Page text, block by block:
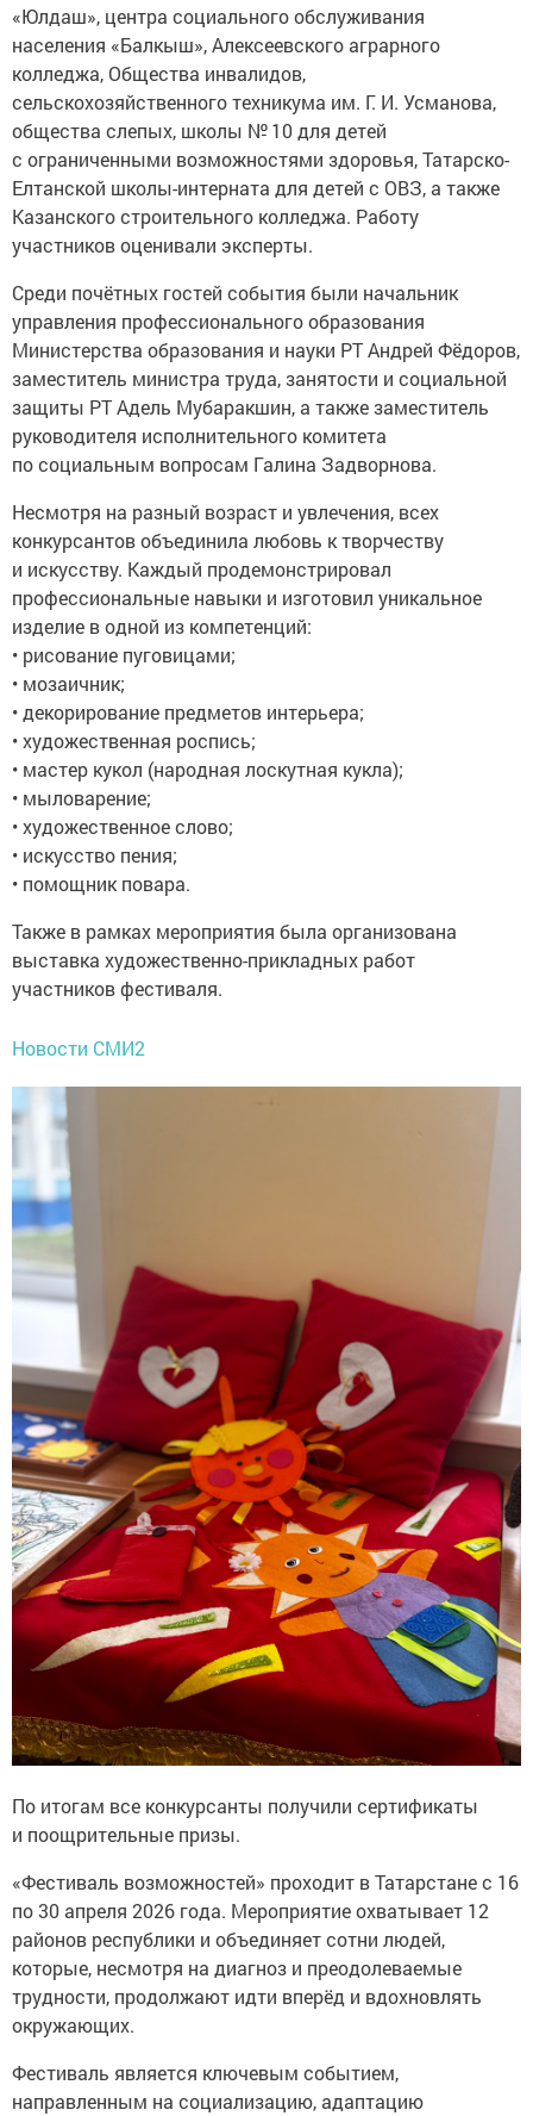
«Юлдаш», центра социального обслуживания
населения «Балкыш», Алексеевского аграрного
колледжа, Общества инвалидов,
сельскохозяйственного техникума им. Г. И. Усманова,
общества слепых, школы № 10 для детей
с ограниченными возможностями здоровья, Татарско-
Елтанской школы-интерната для детей с ОВЗ, а также
Казанского строительного колледжа. Работу
участников оценивали эксперты.
Среди почётных гостей события были начальник
управления профессионального образования
Министерства образования и науки РТ Андрей Фёдоров,
заместитель министра труда, занятости и социальной
защиты РТ Адель Мубаракшин, а также заместитель
руководителя исполнительного комитета
по социальным вопросам Галина Задворнова.
Несмотря на разный возраст и увлечения, всех
конкурсантов объединила любовь к творчеству
и искусству. Каждый продемонстрировал
профессиональные навыки и изготовил уникальное
изделие в одной из компетенций:
• рисование пуговицами;
• мозаичник;
• декорирование предметов интерьера;
• художественная роспись;
• мастер кукол (народная лоскутная кукла);
• мыловарение;
• художественное слово;
• искусство пения;
• помощник повара.
Также в рамках мероприятия была организована
выставка художественно-прикладных работ
участников фестиваля.
Новости СМИ2
По итогам все конкурсанты получили сертификаты
и поощрительные призы.
«Фестиваль возможностей» проходит в Татарстане с 16
по 30 апреля 2026 года. Мероприятие охватывает 12
районов республики и объединяет сотни людей,
которые, несмотря на диагноз и преодолеваемые
трудности, продолжают идти вперёд и вдохновлять
окружающих.
Фестиваль является ключевым событием,
направленным на социализацию, адаптацию